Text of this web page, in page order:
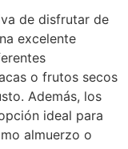
de disfrutar de
excelente
o frutos secos
Además, los
ideal para
almuerzo o